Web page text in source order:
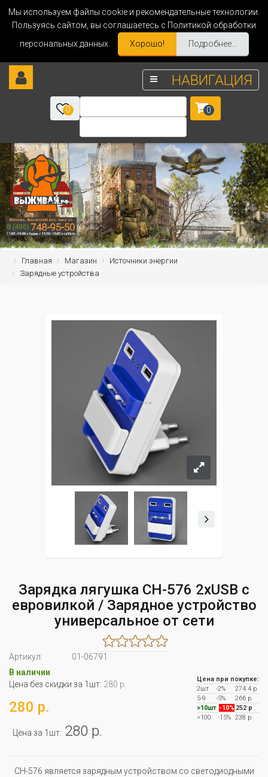
Мы используем файлы cookie и рекомендательные технологии.
Пользуясь сайтом, вы соглашаетесь с Политикой обработки
персональных данных.
Хорошо! Подробнее...
НАВИГАЦИЯ
0 0
Главная Магазин
Источники энергии
Зарядные устройства
Зарядка лягушка CH-576 2xUSB с
евровилкой / Зарядное устройство
универсальное от сети
Артикул:
01-06791
В наличии
Цена без скидки за 1шт: 280 р.
280 р.
Цена за 1шт: 280 р.
Цена при покупке:
2шт
-2%
274.4 р
5-9
-5%
266 р
>10шт -10% 252 р
>100
-15% 238 р
CH-576 является зарядным устройством со светодиодными